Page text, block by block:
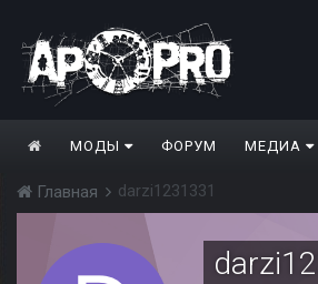
МОДЫ ФОРУМ МЕДИА
Главная darzi1231331